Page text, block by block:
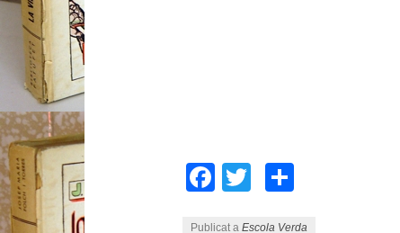
Facebook
Twitter
Publicat aEscola Verda